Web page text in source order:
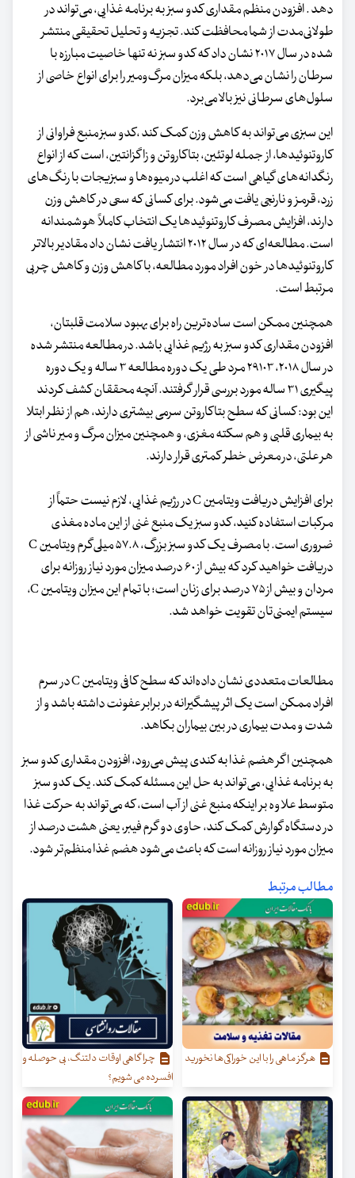
دهد . افزودن منظم مقداری کدو سبز به برنامه غذایی، می‌تواند در
طولانی‌مدت از شما محافظت کند. تجزیه و تحلیل تحقیقی منتشر
شده در سال ۲۰۱۷ نشان داد که کدو سبز نه تنها خاصیت مبارزه با
سرطان را نشان می‌دهد، بلکه میزان مرگ‌ومیر را برای انواع خاصی از
سلول‌های سرطانی نیز بالا می‌برد.
این سبزی می‌تواند به کاهش وزن کمک کند ،کدو سبز منبع فراوانی از
کاروتنوئیدها، از جمله لوتئین، بتاکاروتن و زاگزانتین، است که از انواع
رنگدانه‌های گیاهی است که اغلب در میوه‌ها و سبزیجات با رنگ‌های
زرد، قرمز و نارنجی یافت می‌شود. برای کسانی که سعی در کاهش وزن
دارند، افزایش مصرف کاروتنوئید‌ها یک انتخاب کاملاً هوشمندانه
است. مطالعه‌ای که در سال ۲۰۱۲ انتشار یافت نشان داد مقادیر بالاتر
کاروتنوئید‌ها در خون افراد مورد مطالعه، با کاهش وزن و کاهش چربی
مرتبط است.
همچنین ممکن است ساده‌ترین راه برای بهبود سلامت قلبتان،
افزودن مقداری کدو سبز به رژیم غذایی باشد. در مطالعه منتشر شده
در سال ۲۰۱۸، ۲۹۱۰۳ مرد طی یک دوره مطالعه ۳ ساله و یک دوره
پیگیری ۳۱ ساله مورد بررسی قرار گرفتند. آنچه محققان کشف کردند
این بود: کسانی که سطح بتاکاروتن سرمی بیشتری دارند، هم از نظر ابتلا
به بیماری قلبی و هم سکته مغزی، و همچنین میزان مرگ و میر ناشی از
هر علتی، در معرض خطر کمتری قرار دارند.
برای افزایش دریافت ویتامین C در رژیم غذایی، لازم نیست حتماً از
مرکبات استفاده کنید، کدو سبز یک منبع غنی از این ماده مغذی
ضروری است. با مصرف یک کدو سبز بزرگ، ۵۷.۸ میلی‌گرم ویتامین C
دریافت خواهید کرد که بیش از ۶۰ درصد میزان مورد نیاز روزانه برای
مردان و بیش از ۷۵ درصد برای زنان است؛ با تمام این میزان ویتامین C،
سیستم ایمنی‌تان تقویت خواهد شد.
مطالعات متعددی نشان داده‌اند که سطح کافی ویتامین C در سرم
افراد ممکن است یک اثر پیشگیرانه در برابر عفونت داشته باشد و از
شدت و مدت بیماری در بین بیماران بکاهد.
همچنین اگر هضم غذا به کندی پیش می‌رود، افزودن مقداری کدو سبز
به برنامه غذایی، می‌تواند به حل این مسئله کمک کند. یک کدو سبز
متوسط علاوه بر اینکه منبع غنی از آب است، که می‌تواند به حرکت غذا
در دستگاه گوارش کمک کند، حاوی دو گرم فیبر، یعنی هشت درصد از
میزان مورد نیاز روزانه است که باعث می‌شود هضم غذا منظم‌تر شود.
مطالب مرتبط
هرگز ماهی را با این خوراکی‌ها نخورید
چرا گاهی اوقات دلتنگ، بی حوصله و
افسرده می شویم؟